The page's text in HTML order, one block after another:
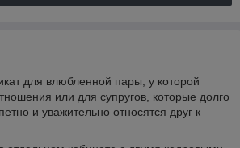
для влюбленной пары, у которой
или для супругов, которые долго
и уважительно относятся друг к